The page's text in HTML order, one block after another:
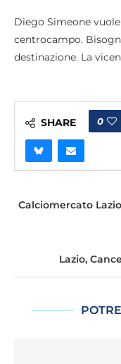
Diego Simeone
centrocampo.
destinazione. La
SHARE 0
Calciomercato
Lazio,